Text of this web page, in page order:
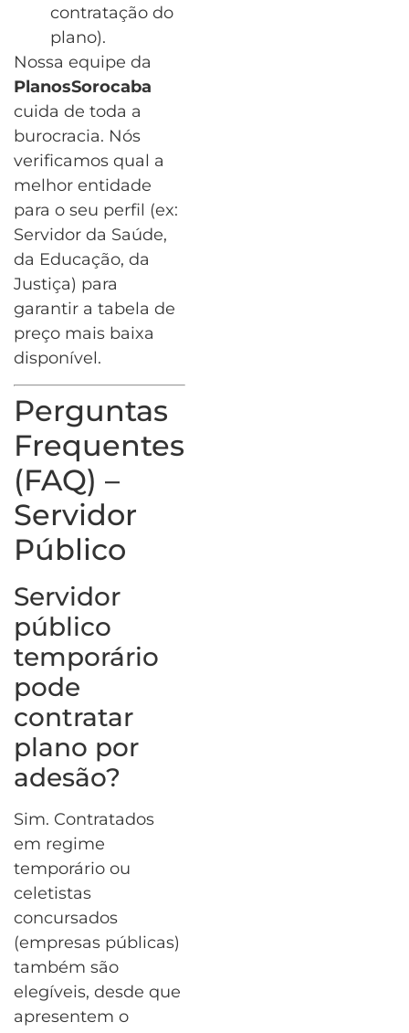
contratação do
plano).
Nossa equipe da
PlanosSorocaba
cuida de toda a
burocracia. Nós
verificamos qual a
melhor entidade
para o seu perfil (ex:
Servidor da Saúde,
da Educação, da
Justiça) para
garantir a tabela de
preço mais baixa
disponível.
Perguntas
Frequentes
(FAQ) –
Servidor
Público
Servidor
público
temporário
pode
contratar
plano por
adesão?
Sim. Contratados
em regime
temporário ou
celetistas
concursados
(empresas públicas)
também são
elegíveis, desde que
apresentem o